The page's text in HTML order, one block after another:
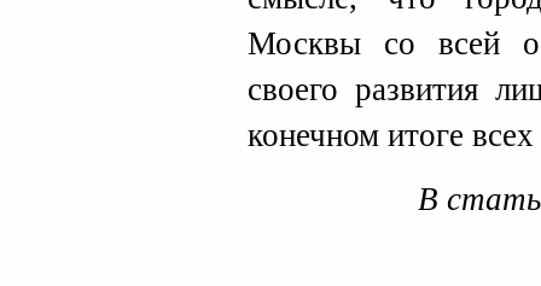
Москвы со всей
своего развития
конечном итоге
В